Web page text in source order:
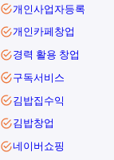
개인사업자등록
개인카페창업
경력 활용 창업
구독서비스
김밥집수익
김밥창업
네이버쇼핑